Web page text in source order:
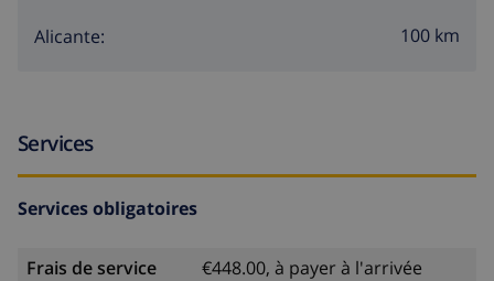
Alicante: 100 km
Services
Services obligatoires
Frais de service €448.00, à payer à l'arrivée